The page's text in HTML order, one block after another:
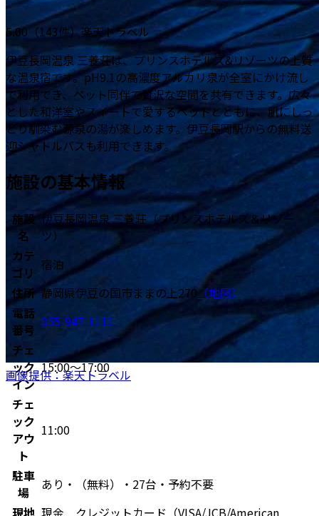
画像提供：楽天トラベル
5.00（143件）楽天トラベル
伊豆長岡温泉 三養荘は、プリンスホテルズ&リゾーツの上質
な温泉宿です。pH9.1の高濃度アルカリ泉が全室にかけ流し
で利用でき、ペット同伴で贅沢な空間を共有できます。広々
とした和洋室やスイートで愛するペットとともに、肌にしっ
とり馴染む源泉の湯が楽しめます。伊豆長岡駅からの無料送
迎シャトルバスも利用できます。
施設の基本情報
施設
名
伊豆長岡温泉 三養荘（プリンスホテルズ＆リゾー
ツ）
カテ
ゴリ 宿泊
住所 静岡県伊豆の国市ままの上270（地図）
電話
番号 055-947-1111
チェ
ック
イン
15:00〜17:00
チェ
ック
アウ
ト
11:00
駐車
場
あり・（無料）・27台・予約不要
現地 現金 クレジットカード（VISA/JCB/American